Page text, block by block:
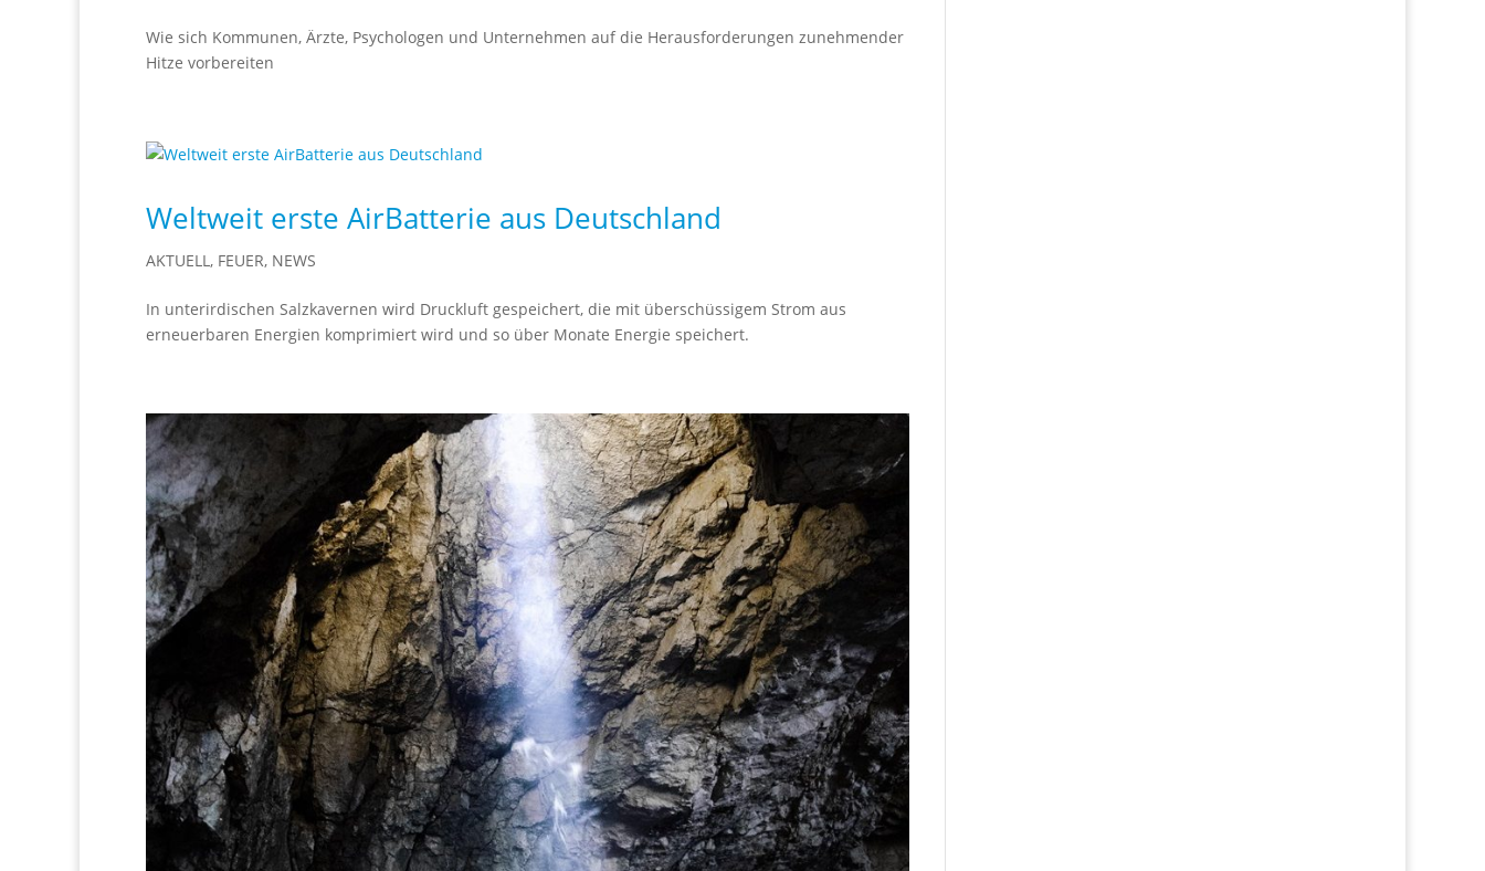
Wie sich Kommunen, Ärzte, Psychologen und Unternehmen auf die Herausforderungen zunehmender
Hitze vorbereiten
Weltweit erste AirBatterie aus Deutschland
AKTUELL, FEUER, NEWS
In unterirdischen Salzkavernen wird Druckluft gespeichert, die mit überschüssigem Strom aus
erneuerbaren Energien komprimiert wird und so über Monate Energie speichert.